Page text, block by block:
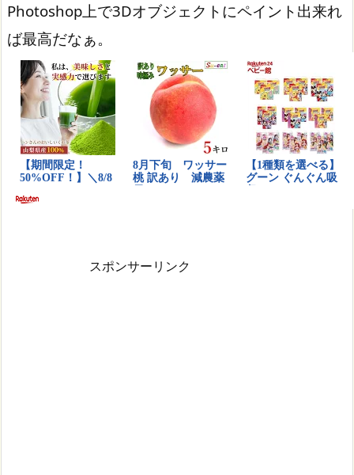
Photoshop上で3Dオブジェクトにペイント出来れ
ば最高だなぁ。
スポンサーリンク